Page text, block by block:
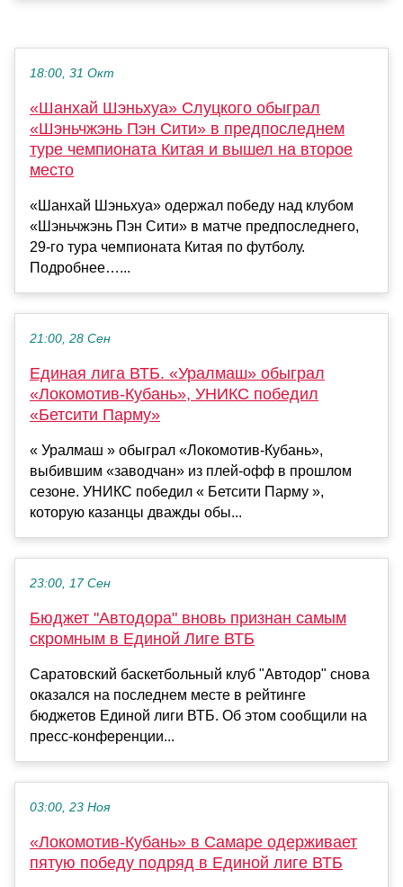
18:00, 31 Окт
«Шанхай Шэньхуа» Слуцкого обыграл
«Шэньчжэнь Пэн Сити» в предпоследнем
туре чемпионата Китая и вышел на второе
место
«Шанхай Шэньхуа» одержал победу над клубом
«Шэньчжэнь Пэн Сити» в матче предпоследнего,
29‑го тура чемпионата Китая по футболу.
Подробнее…...
21:00, 28 Сен
Единая лига ВТБ. «Уралмаш» обыграл
«Локомотив-Кубань», УНИКС победил
«Бетсити Парму»
« Уралмаш » обыграл «Локомотив-Кубань»,
выбившим «заводчан» из плей-офф в прошлом
сезоне. УНИКС победил « Бетсити Парму »,
которую казанцы дважды обы...
23:00, 17 Сен
Бюджет "Автодора" вновь признан самым
скромным в Единой Лиге ВТБ
Саратовский баскетбольный клуб "Автодор" снова
оказался на последнем месте в рейтинге
бюджетов Единой лиги ВТБ. Об этом сообщили на
пресс-конференции...
03:00, 23 Ноя
«Локомотив-Кубань» в Самаре одерживает
пятую победу подряд в Единой лиге ВТБ